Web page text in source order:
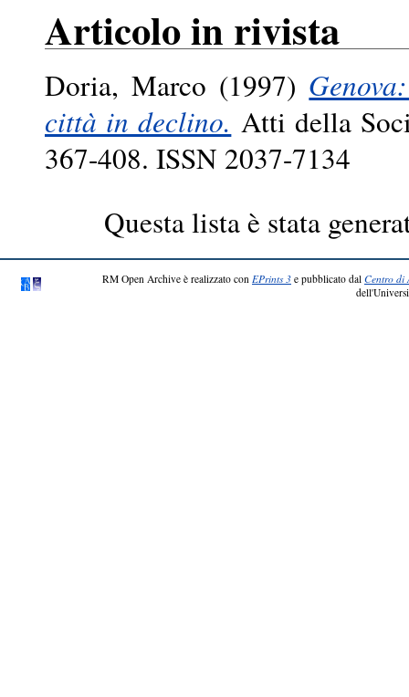
Articolo in rivista
Doria, Marco (1997)
città in declino. Atti della
367-408. ISSN 2037-7134
Questa lista è stata
RM Open Archive è realizzato con EPrints 3 e pubblicato dal Centro di